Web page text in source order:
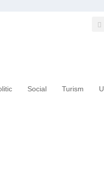
Social Turism